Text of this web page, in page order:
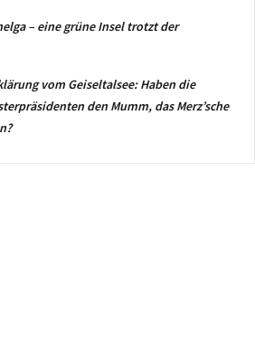
– eine grüne Insel trotzt der
vom Geiseltalsee: Haben die
den Mumm, das Merz’sche